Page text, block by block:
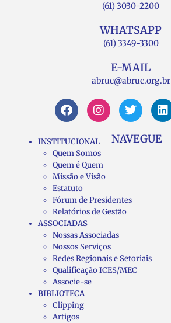
(61) 3030-2200
WHATSAPP
(61) 3349-3300
E-MAIL
abruc@abruc.org.br
NAVEGUE
INSTITUCIONAL
Quem Somos
Quem é Quem
Missão e Visão
Estatuto
Fórum de Presidentes
Relatórios de Gestão
ASSOCIADAS
Nossas Associadas
Nossos Serviços
Redes Regionais e Setoriais
Qualificação ICES/MEC
Associe-se
BIBLIOTECA
Clipping
Artigos